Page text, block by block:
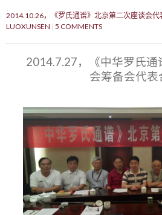
2014.10.26，《罗氏通谱》北京第二次座谈会代
LUOXUNSEN 5 COMMENTS
2014.7.27，《中华罗氏
会筹备会代表